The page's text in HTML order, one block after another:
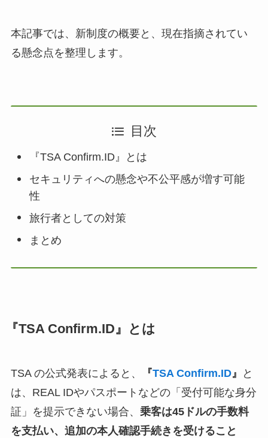
本記事では、新制度の概要と、現在指摘されてい
る懸念点を整理します。
目次
『TSA Confirm.ID』とは
セキュリティへの懸念や不公平感が増す可能
性
旅行者としての対策
まとめ
『TSA Confirm.ID』とは
TSA の公式発表によると、 『TSA Confirm.ID』
と
は、REAL IDやパスポートなどの「受付可能な身分
証」を提示できない場合、 乗客は45ドルの手数料
を支払い、追加の本人確認手続きを受けること